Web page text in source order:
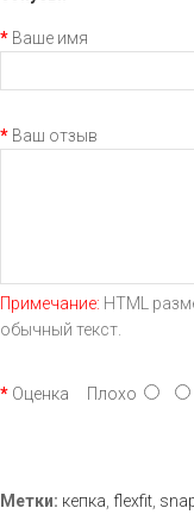
Ваше имя
Ваш отзыв
Примечание: HTML
обычный текст.
Оценка Плохо
Метки: кепка flexfit